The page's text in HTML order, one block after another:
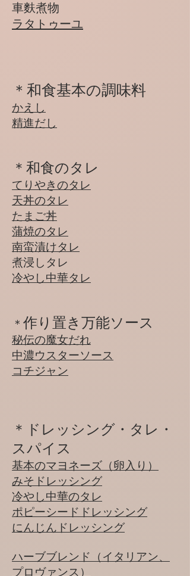
​車麩煮物
ラタトゥーユ
＊和食基本の調味料
かえし
​​精進だし
＊和食のタレ
てりやきのタレ
天丼のタレ
たまご丼
​蒲焼のタレ
​​南蛮漬けタレ
​煮浸しタレ
冷やし中華タレ
​＊ 作り置き万能ソース
​秘伝の魔女だれ
​​中濃ウスターソース
コチジャン
​＊ドレッシング・タレ・
スパイス
基本のマヨネーズ（卵入り）
みそドレッシング
冷やし中華のタレ
ポピーシードドレッシング
​にんじんドレッシング
ハーブブレンド（イタリアン、
プロヴァンス）